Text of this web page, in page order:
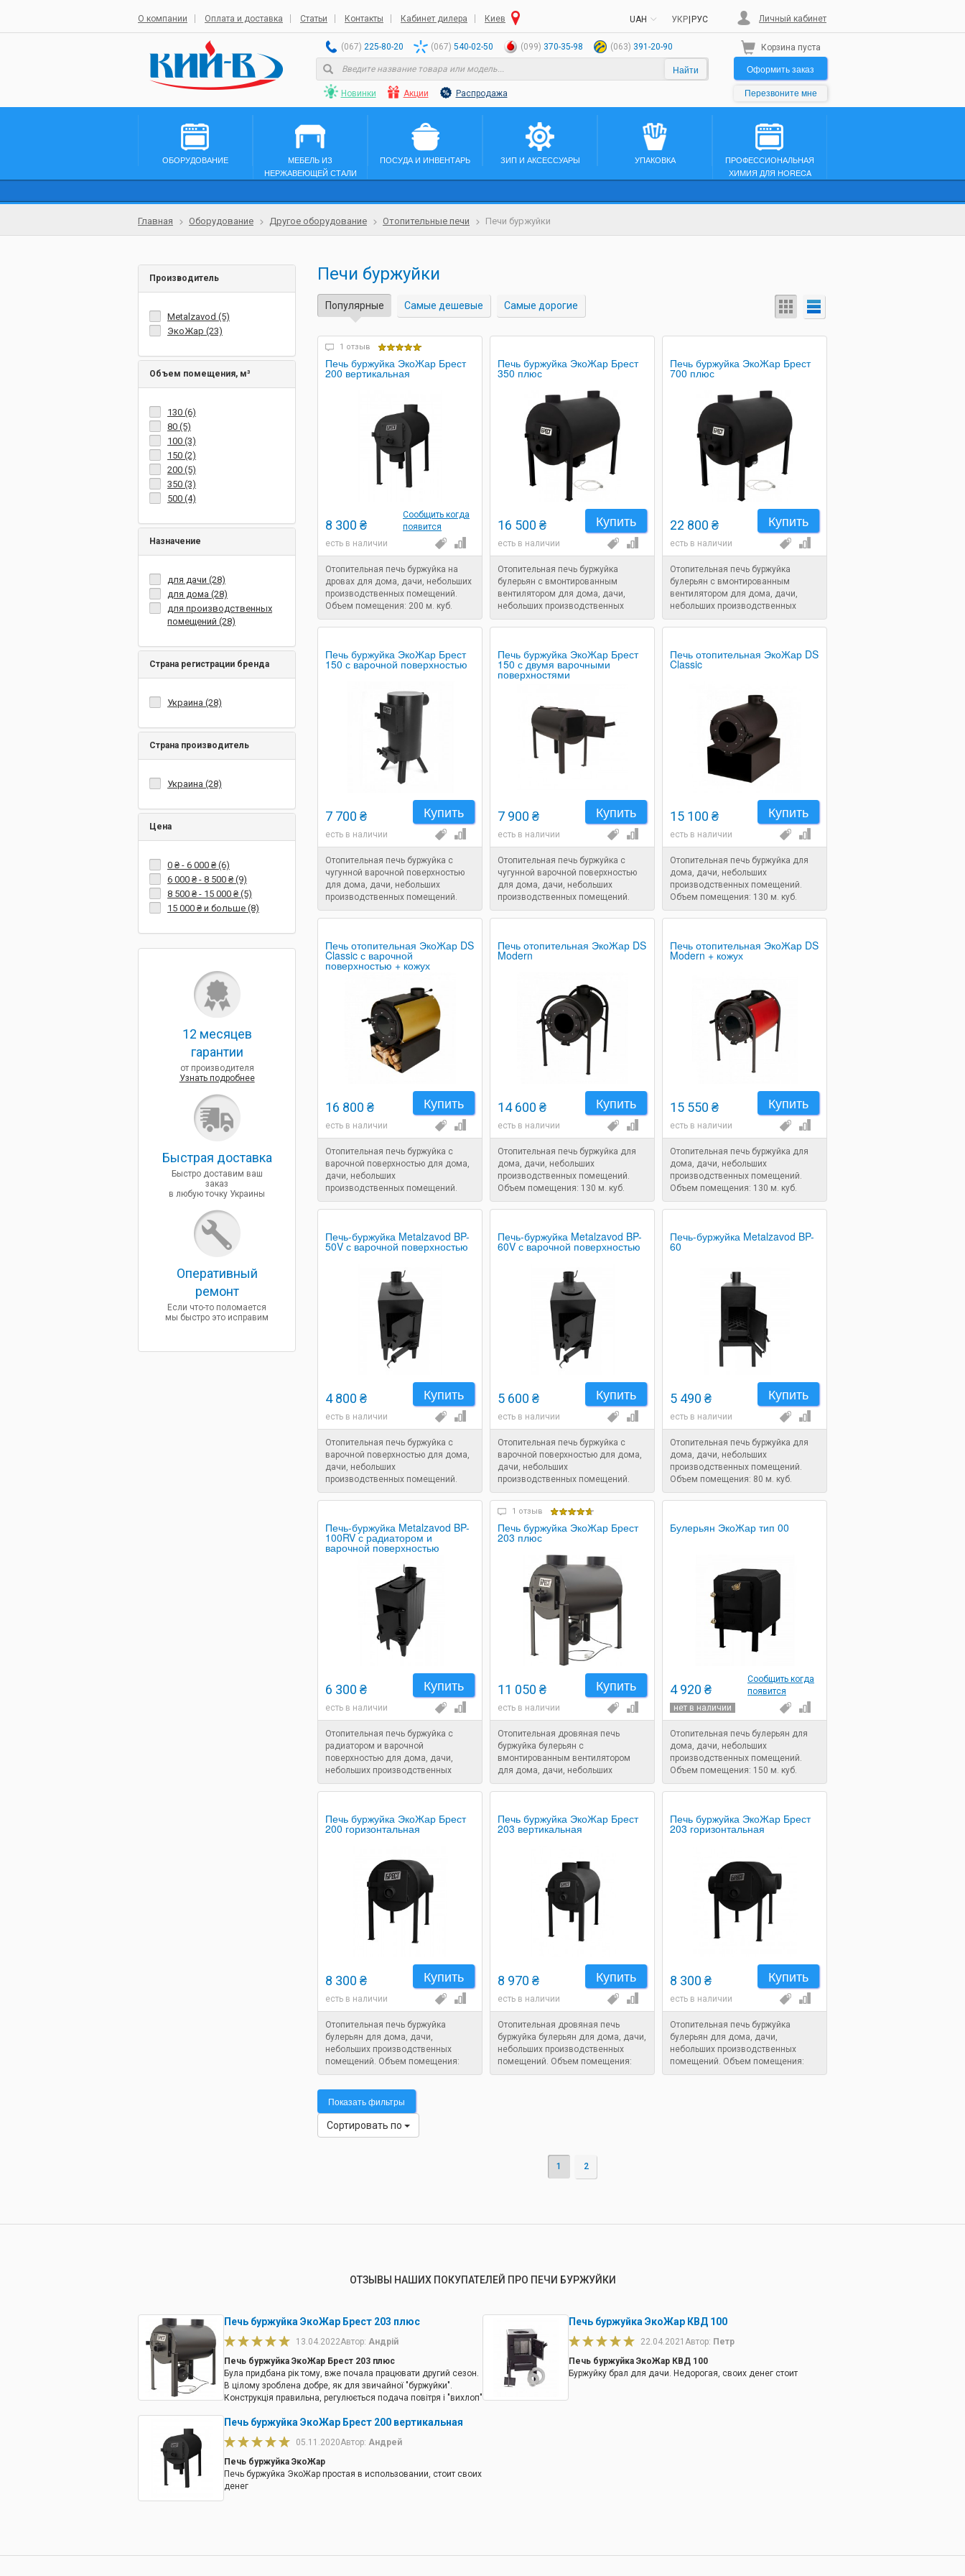
О компании Оплата и доставка Статьи Контакты Кабинет дилера Киев UAH РУС
УКР Личный кабинет
(067) 225-80-20 (067) 540-02-50 (099) 370-35-98 (063) 391-20-90
Найти
Новинки Акции Распродажа
Корзина пуста
Оформить заказ
Перезвоните мне
ОБОРУДОВАНИЕ
МЕБЕЛЬ ИЗ
НЕРЖАВЕЮЩЕЙ СТАЛИ
ПОСУДА И ИНВЕНТАРЬ ЗИП И АКСЕССУАРЫ УПАКОВКА
ПРОФЕССИОНАЛЬНАЯ
ХИМИЯ ДЛЯ HORECA
Главная Оборудование Другое оборудование Отопительные печи Печи буржуйки
Печи буржуйки
Популярные Самые дешевые Самые дорогие
1 отзыв
Печь буржуйка ЭкоЖар Брест
200 вертикальная
Сообщить когда
появится
8 300 ₴
есть в наличии
Отопительная печь буржуйка на
дровах для дома, дачи, небольших
производственных помещений.
Объем помещения: 200 м. куб.
Габариты: 820x380x750 мм. Вес: 50
кг.
Печь буржуйка ЭкоЖар Брест
350 плюс
Купить
16 500 ₴
есть в наличии
Отопительная печь буржуйка
булерьян с вмонтированным
вентилятором для дома, дачи,
небольших производственных
помещений. Объем помещения:
350 м. куб. Габариты: 1100x500x890
Печь буржуйка ЭкоЖар Брест
700 плюс
Купить
22 800 ₴
есть в наличии
Отопительная печь буржуйка
булерьян с вмонтированным
вентилятором для дома, дачи,
небольших производственных
помещений. Объем помещения:
700 м. куб. Габариты:
Печь буржуйка ЭкоЖар Брест
150 с варочной поверхностью
Купить
7 700 ₴
есть в наличии
Отопительная печь буржуйка с
чугунной варочной поверхностью
для дома, дачи, небольших
производственных помещений.
Объем помещения: 100 м. куб.
Печь буржуйка ЭкоЖар Брест
150 с двумя варочными
поверхностями
Купить
7 900 ₴
есть в наличии
Отопительная печь буржуйка с
чугунной варочной поверхностью
для дома, дачи, небольших
производственных помещений.
Объем помещения: 100 м. куб.
Печь отопительная ЭкоЖар DS
Classic
Купить
15 100 ₴
есть в наличии
Отопительная печь буржуйка для
дома, дачи, небольших
производственных помещений.
Объем помещения: 130 м. куб.
Печь отопительная ЭкоЖар DS
Classic с варочной
поверхностью + кожух
Купить
16 800 ₴
есть в наличии
Отопительная печь буржуйка с
варочной поверхностью для дома,
дачи, небольших
производственных помещений.
Объем помещения: 130 м. куб.
Печь отопительная ЭкоЖар DS
Modern
Купить
14 600 ₴
есть в наличии
Отопительная печь буржуйка для
дома, дачи, небольших
производственных помещений.
Объем помещения: 130 м. куб.
Печь отопительная ЭкоЖар DS
Modern + кожух
Купить
15 550 ₴
есть в наличии
Отопительная печь буржуйка для
дома, дачи, небольших
производственных помещений.
Объем помещения: 130 м. куб.
Печь-буржуйка Metalzavod BP-
50V с варочной поверхностью
Купить
4 800 ₴
есть в наличии
Отопительная печь буржуйка с
варочной поверхностью для дома,
дачи, небольших
производственных помещений.
Объем помещения: 70 м. куб.
Печь-буржуйка Metalzavod BP-
60V с варочной поверхностью
Купить
5 600 ₴
есть в наличии
Отопительная печь буржуйка с
варочной поверхностью для дома,
дачи, небольших
производственных помещений.
Объем помещения: 80 м. куб.
Печь-буржуйка Metalzavod BP-
60
Купить
5 490 ₴
есть в наличии
Отопительная печь буржуйка для
дома, дачи, небольших
производственных помещений.
Объем помещения: 80 м. куб.
Печь-буржуйка Metalzavod BP-
100RV с радиатором и
варочной поверхностью
Купить
6 300 ₴
есть в наличии
Отопительная печь буржуйка с
радиатором и варочной
поверхностью для дома, дачи,
небольших производственных
помещений. Объем помещения:
125 м. куб.
1 отзыв
Печь буржуйка ЭкоЖар Брест
203 плюс
Купить
11 050 ₴
есть в наличии
Отопительная дровяная печь
буржуйка булерьян с
вмонтированным вентилятором
для дома, дачи, небольших
производственных помещений.
Объем помещения: 200 м. куб.
кг.
Булерьян ЭкоЖар тип 00
Сообщить когда
появится
4 920 ₴
нет в наличии
Отопительная печь булерьян для
дома, дачи, небольших
производственных помещений.
Объем помещения: 150 м. куб.
Габариты: 650x400x590 мм. Вес: 40
кг.
Печь буржуйка ЭкоЖар Брест
200 горизонтальная
Купить
8 300 ₴
есть в наличии
Отопительная печь буржуйка
булерьян для дома, дачи,
небольших производственных
помещений. Объем помещения:
200 м. куб. Габариты: 820x520x520
Печь буржуйка ЭкоЖар Брест
203 вертикальная
Купить
8 970 ₴
есть в наличии
Отопительная дровяная печь
буржуйка булерьян для дома, дачи,
небольших производственных
помещений. Объем помещения:
200 м. куб. Габариты: 820x380x750
Печь буржуйка ЭкоЖар Брест
203 горизонтальная
Купить
8 300 ₴
есть в наличии
Отопительная печь буржуйка
булерьян для дома, дачи,
небольших производственных
помещений. Объем помещения:
200 м. куб. Габариты: 820x520x520
Показать фильтры
Сортировать по
1 2
Производитель
Metalzavod (5)
ЭкоЖар (23)
Объем помещения, м³
130 (6)
80 (5)
100 (3)
150 (2)
200 (5)
350 (3)
500 (4)
Назначение
для дачи (28)
для дома (28)
для производственных
помещений (28)
Страна регистрации бренда
Украина (28)
Страна производитель
Украина (28)
Цена
0 ₴- 6 000 ₴(6)
6 000 ₴- 8 500 ₴(9)
8 500 ₴- 15 000 ₴(5)
15 000 ₴и больше (8)
12 месяцев
гарантии
от производителя
Узнать подробнее
Быcтрая доставка
Быстро доставим ваш
заказ
в любую точку Украины
Оперативный
ремонт
Если что-то поломается
мы быстро это исправим
ОТЗЫВЫ НАШИХ ПОКУПАТЕЛЕЙ ПРО ПЕЧИ БУРЖУЙКИ
Печь буржуйка ЭкоЖар Брест 203 плюс
13.04.2022Автор: Андрій
Печь буржуйка ЭкоЖар Брест 203 плюс
Була придбана рік тому, вже почала працювати другий сезон.
В цілому зроблена добре, як для звичайної "буржуйки".
Конструкція правильна, регулюється подача повітря і "вихлоп"
приміщення за рахунок повітряного контуру в парі з
вентилятором. Перед використанням треба читати інструкцію.
Печь буржуйка ЭкоЖар КВД 100
22.04.2021 Автор: Петр
Печь буржуйка ЭкоЖар КВД 100
Буржуйку брал для дачи. Недорогая, своих денег стоит
Печь буржуйка ЭкоЖар Брест 200 вертикальная
05.11.2020Автор: Андрей
Печь буржуйка ЭкоЖар
Печь буржуйка ЭкоЖар простая в использовании, стоит своих
денег